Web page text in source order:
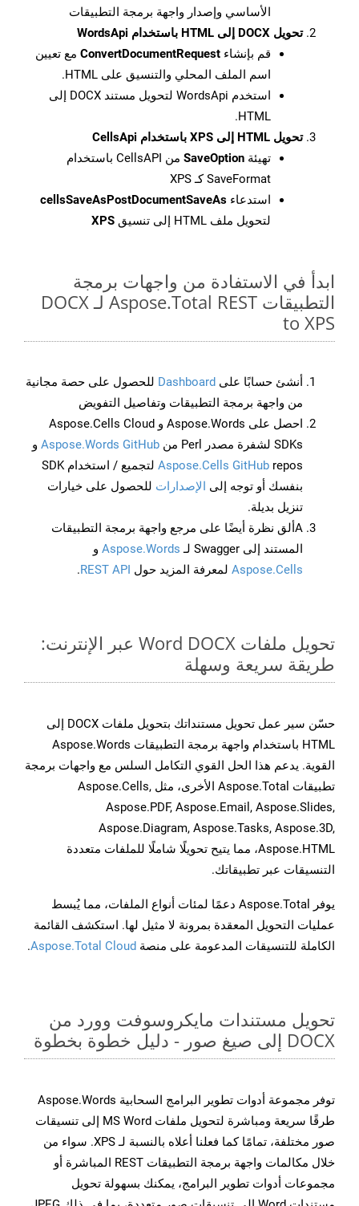
الأساسي وإصدار واجهة برمجة التطبيقات
تحويل DOCX إلى HTML باستخدام WordsApi
قم بإنشاء ConvertDocumentRequest مع تعيين
اسم الملف المحلي والتنسيق على HTML.
استخدم WordsApi لتحويل مستند DOCX إلى
HTML.
تحويل HTML إلى XPS باستخدام CellsApi
تهيئة SaveOption
من CellsAPI باستخدام
SaveFormat كـ XPS
استدعاء cellsSaveAsPostDocumentSaveAs
لتحويل ملف HTML إلى تنسيق
XPS
ابدأ في الاستفادة من واجهات برمجة
التطبيقات Aspose.Total REST لـ DOCX
to XPS
أنشئ حسابًا على Dashboard للحصول على حصة مجانية
من واجهة برمجة التطبيقات وتفاصيل التفويض
احصل على Aspose.Words و Aspose.Cells Cloud
SDKs لشفرة مصدر Perl من
Aspose.Words GitHub و
Aspose.Cells GitHub
repos لتجميع / استخدام SDK
بنفسك أو توجه إلى الإصدارات للحصول على خيارات
تنزيل بديلة.
Aألق نظرة أيضًا على مرجع واجهة برمجة التطبيقات
المستند إلى Swagger لـ
Aspose.Words و
Aspose.Cells لمعرفة المزيد حول REST API
.
تحويل ملفات Word DOCX عبر الإنترنت:
طريقة سريعة وسهلة
حسّن سير عمل تحويل مستنداتك بتحويل ملفات DOCX إلى
HTML باستخدام واجهة برمجة التطبيقات Aspose.Words
القوية. يدعم هذا الحل القوي التكامل السلس مع واجهات برمجة
تطبيقات Aspose.Total الأخرى، مثل Aspose.Cells,
Aspose.PDF, Aspose.Email, Aspose.Slides,
Aspose.Diagram, Aspose.Tasks, Aspose.3D,
Aspose.HTML، مما يتيح تحويلًا شاملًا للملفات متعددة
التنسيقات عبر تطبيقاتك.
يوفر Aspose.Total دعمًا لمئات أنواع الملفات، مما يُبسط
عمليات التحويل المعقدة بمرونة لا مثيل لها. استكشف القائمة
الكاملة للتنسيقات المدعومة على منصة Aspose.Total Cloud
.
تحويل مستندات مايكروسوفت وورد من
DOCX إلى صيغ صور - دليل خطوة بخطوة
توفر مجموعة أدوات تطوير البرامج السحابية Aspose.Words
طرقًا سريعة ومباشرة لتحويل ملفات MS Word إلى تنسيقات
صور مختلفة، تمامًا كما فعلنا أعلاه بالنسبة لـ XPS. سواء من
خلال مكالمات واجهة برمجة التطبيقات REST المباشرة أو
مجموعات أدوات تطوير البرامج، يمكنك بسهولة تحويل